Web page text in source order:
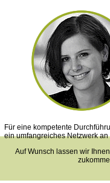
Für eine kompetente
ein umfangreiches Netzwerk
Auf Wunsch lassen wir